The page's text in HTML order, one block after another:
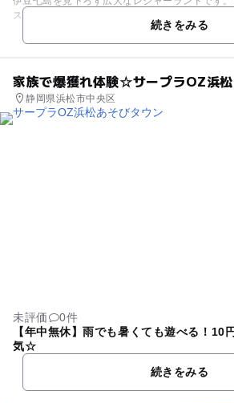
スポーツ施設を備え、お子様でも生きものにふ
まの動物を観察する事ができます。 園内にはホワイトタイガーやライオン
などの肉食動物がいる猛獣の展示場や、キリン
覧車やゴーカート、サンディークリークなどの
を揃えた遊園地や、パターゴルフ場、ゴルフ練習場が
体験/あり（詳細はHPをご確認ください） ★小動
（詳細はHPをご確認ください） ★併設遊園地/あり ■ゴルフ ・ゴルフ
続きをみる
家族で爆獲れ体験☆サープラOZ浜
静岡県浜松市中央区
未評価
0件
【年中無休】雨でも暑くても遊べる！10
気☆
続きをみる